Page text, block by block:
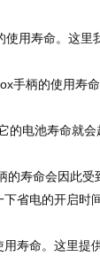
用寿命。这里
手柄的使用寿
的电池寿命就会
寿命会因此受
省电的开启时间
寿命。这里提